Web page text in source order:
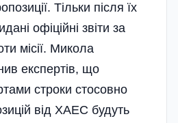
Тільки після їх
офіційні звіти за
місії. Микола
експертів, що
строки стосовно
від ХАЕС будуть